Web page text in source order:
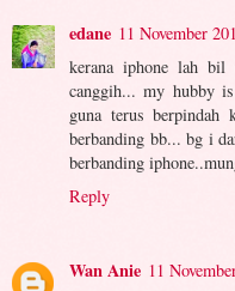
edane 11 November
kerana iphone lah bil
canggih... my hubby
guna terus
berbanding bb... bg i
berbanding
Reply
Wan Anie 11